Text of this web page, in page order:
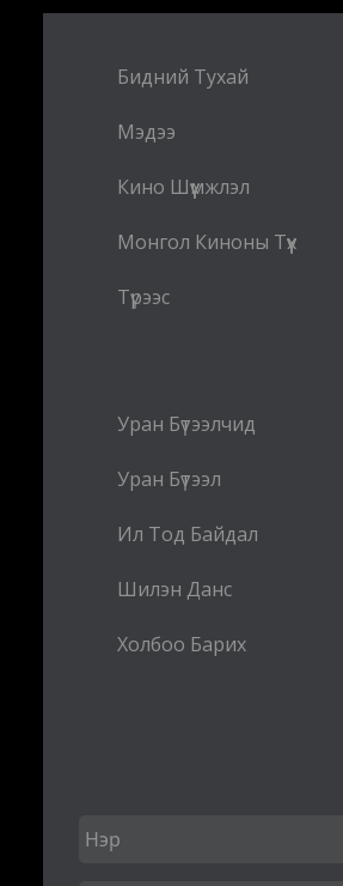
Бидний Тухай
Мэдээ
Кино Шүүмжлэл
Монгол Киноны Түүх
Түрээс
Уран Бүтээлчид
Уран Бүтээл
Ил Тод Байдал
Шилэн Данс
Холбоо Барих